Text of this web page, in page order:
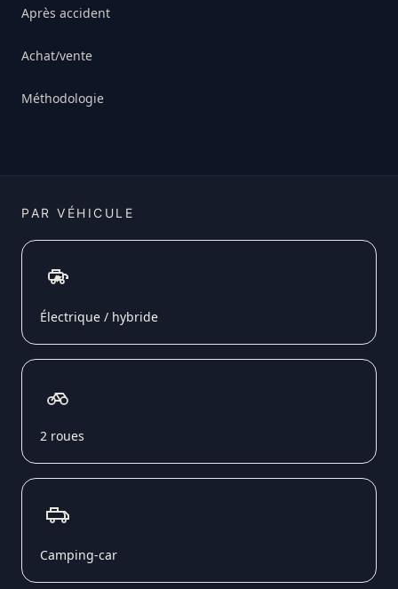
Après accident
Achat/vente
Méthodologie
PAR VÉHICULE
Électrique / hybride
2 roues
Camping-car